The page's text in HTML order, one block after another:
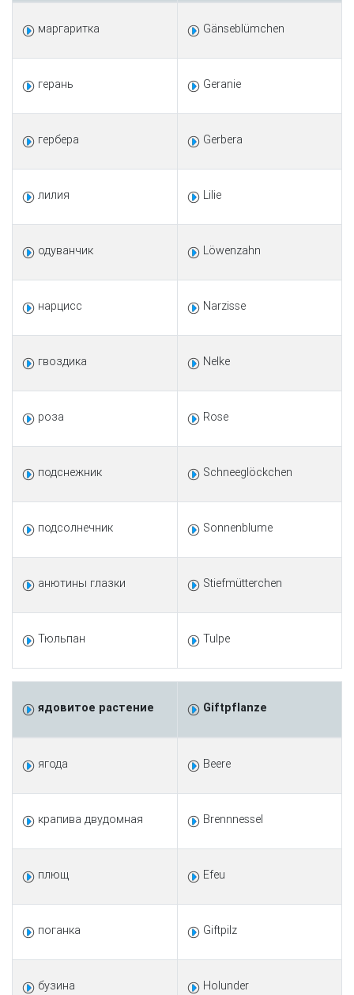
маргаритка Gänseblümchen
герань Geranie
гербера Gerbera
лилия Lilie
одуванчик Löwenzahn
нарцисс Narzisse
гвоздика Nelke
роза Rose
подснежник Schneeglöckchen
подсолнечник Sonnenblume
анютины глазки Stiefmütterchen
Тюльпан Tulpe
ядовитое растение Giftpflanze
ягода Beere
крапива двудомная Brennnessel
плющ Efeu
поганка Giftpilz
бузина Holunder